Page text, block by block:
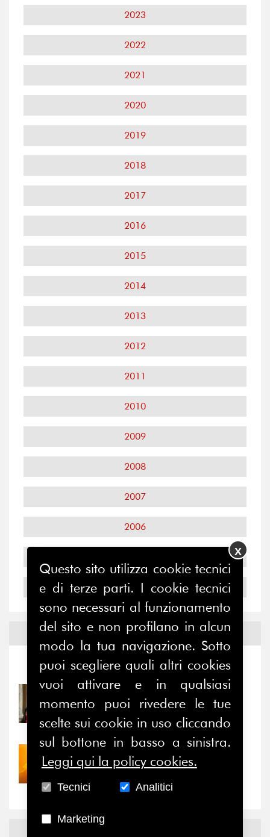
2023
2022
2021
2020
2019
2018
2017
2016
2015
2014
2013
2012
2011
2010
2009
2008
2007
2006
2004
Notizie ed Eventi
Notizie-Eventi
Prima della pausa estiva,
il valore di...
30/07/2026
Nove anni dopo la
“grande cecità”: la...
Questo sito utilizza cookie tecnici
e di terze parti. I cookie tecnici
sono necessari al funzionamento
del sito e non profilano in alcun
modo la tua navigazione. Sotto
puoi scegliere quali altri cookies
vuoi attivare e in qualsiasi
momento puoi rivedere le tue
scelte sui cookie in uso cliccando
sul bottone in basso a sinistra.
Leggi qui la policy cookies.
Tecnici Analitici
Marketing
X